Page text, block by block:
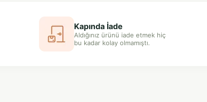
Kapında İade
Aldığınız ürünü iade etmek hiç
bu kadar kolay olmamıştı.